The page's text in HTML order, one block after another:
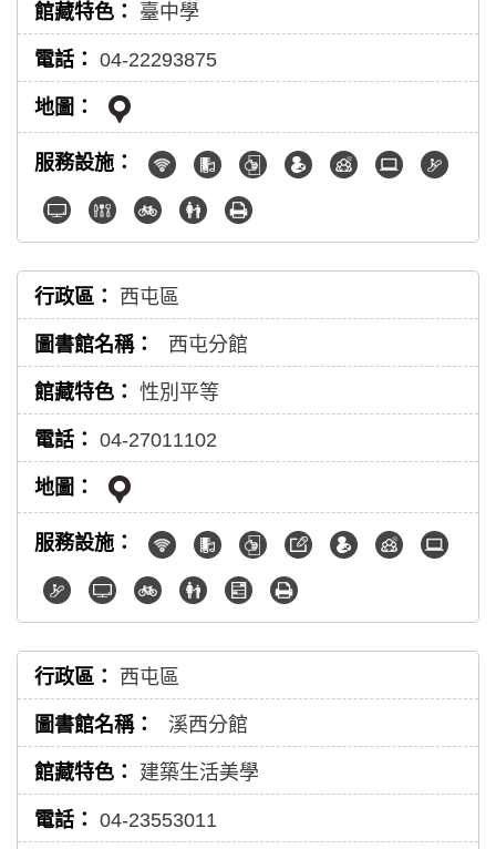
臺中學
04-22293875
西屯區
西屯分館
性別平等
04-27011102
西屯區
溪西分館
建築生活美學
04-23553011